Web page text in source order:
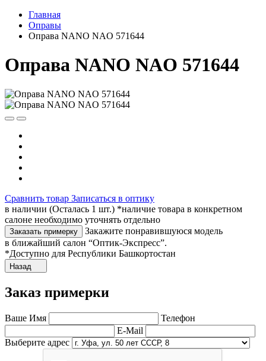
Главная
Оправы
Оправа NANO NAO 571644
Оправа NANO NAO 571644
Сравнить товар Записаться в оптику
в наличии (Осталась 1 шт.) *наличие товара в конкретном
салоне необходимо уточнять отдельно
Заказать примерку
Закажите понравившуюся модель
в ближайший салон “Оптик-Экспресс”.
*Доступно для Республики Башкортостан
Назад
Заказ примерки
Ваше Имя
Телефон
E-Mail
Выберите адрес